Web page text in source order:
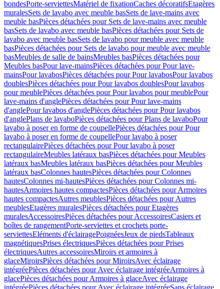
bondesPorte-serviettesMatériel de fixationCaches décoratifsEtagères
muralesSets de lavabo avec meuble basSets de lave-mains avec
meuble basPièces détachées pour Sets de lave-mains avec meuble
basSets de lavabo avec meuble basPièces détachées pour Sets de
lavabo avec meuble basSets de lavabo pour meuble avec meuble
basPièces détachées pour Sets de lavabo pour meuble avec meuble
basMeubles de salle de bainsMeubles basPièces détachées pour
Meubles basPour lave-mainsPièces détachées pour Pour lave-
mainsPour lavabosPièces détachées pour Pour lavabosPour lavabos
doublesPièces détachées pour Pour lavabos doublesPour lavabos
pour meublePièces détachées pour Pour lavabos pour meublePour
lave-mains d'anglePièces détachées pour Pour lave-mains
d'anglePour lavabos d'anglePièces détachées pour Pour lavabos
d'anglePlans de lavaboPièces détachées pour Plans de lavaboPour
lavabo à poser en forme de coupellePièces détachées pour Pour
lavabo à poser en forme de coupellePour lavabo à poser
rectangulairePièces détachées pour Pour lavabo à poser
rectangulaireMeubles latéraux basPièces détachées pour Meubles
latéraux basMeubles latéraux basPièces détachées pour Meubles
latéraux basColonnes hautesPièces détachées pour Colonnes
hautesColonnes mi-hautesPièces détachées pour Colonnes mi-
hautesArmoires hautes compactesPièces détachées pour Armoires
hautes compactesAutres meublesPièces détachées pour Autres
meublesEtagères muralesPièces détachées pour Etagères
muralesAccessoiresPièces détachées pour AccessoiresCasiers et
boîtes de rangementPorte-serviettes et crochets porte-
serviettesEléments d'éclairagePoignéesJeux de piedsTableaux
magnétiquesPrises électriquesPièces détachées pour Prises
électriquesAutres accessoiresMiroirs et armoires à
glaceMiroirsPièces détachées pour MiroirsAvec éclairage
intégréePièces détachées pour Avec éclairage intégréeArmoires à
glacePièces détachées pour Armoires à glaceAvec éclairage
intégréePièces détachées pour Avec éclairage intégréeSans éclairage